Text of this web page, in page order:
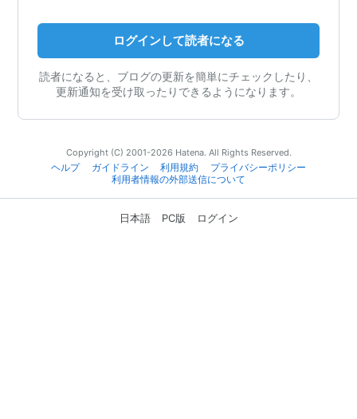
ログインして読者になる
読者になると、ブログの更新を簡単にチェックしたり、
更新通知を受け取ったりできるようになります。
Copyright (C) 2001-2026 Hatena. All Rights Reserved.
ヘルプ
ガイドライン 利用規約
プライバシーポリシー
利用者情報の外部送信について
日本語 PC版 ログイン